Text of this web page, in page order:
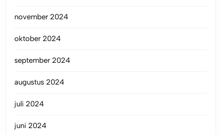
november 2024
oktober 2024
september 2024
augustus 2024
juli 2024
juni 2024